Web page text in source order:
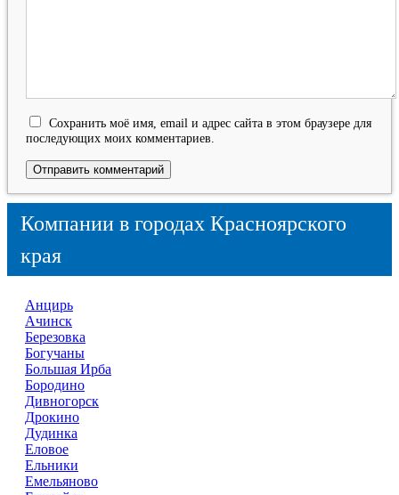
Сохранить моё имя, email и адрес сайта в этом браузере для
последующих моих комментариев.
Компании в городах Красноярского
края
Анцирь
Ачинск
Березовка
Богучаны
Большая Ирба
Бородино
Дивногорск
Дрокино
Дудинка
Еловое
Ельники
Емельяново